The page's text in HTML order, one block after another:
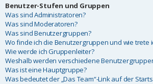
Benutzer-Stufen und Gruppen
Was sind Administratoren?
Was sind Moderatoren?
Was sind Benutzergruppen?
Wo finde ich die Benutzergruppen und wie trete
Wie werde ich Gruppenleiter?
Weshalb werden verschiedene
Was ist eine Hauptgruppe?
Was bedeutet der „Das Team“-Link auf der